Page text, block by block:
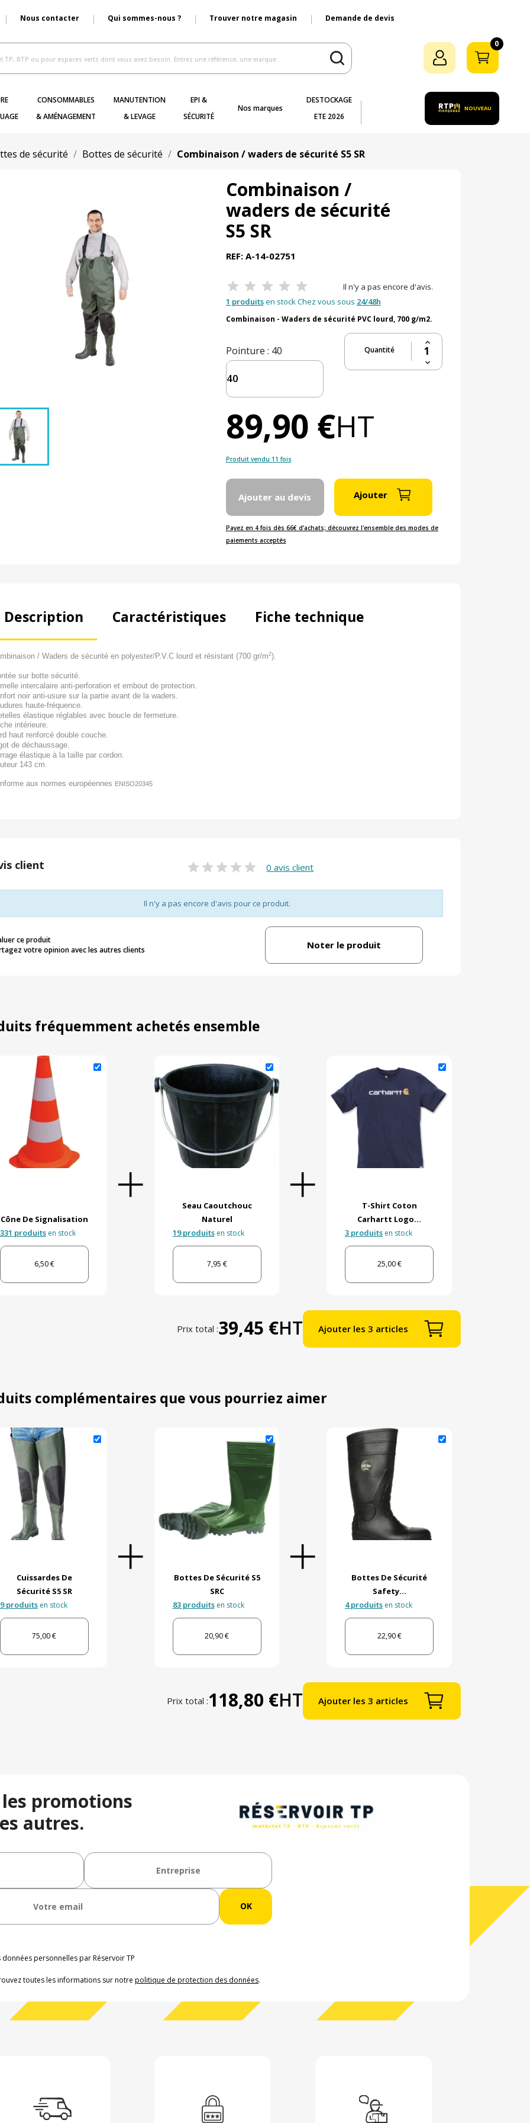
Nous contacter Qui sommes-nous ? Trouver notre magasin Demande de devis
0
CONSOMMABLES
& AMÉNAGEMENT
MANUTENTION
& LEVAGE
EPI &
SÉCURITÉ
Nos marques
DESTOCKAGE
ETE 2026
NOUVEAU
de sécurité Bottes de sécurité Combinaison / waders de sécurité S5 SR
Combinaison /
waders de sécurité
S5 SR
REF: A-14-02751
Il n'y a pas encore d'avis.
1 produitsen stock Chez vous sous 24/48h
Combinaison - Waders de sécurité PVC lourd, 700 g/m2.
Pointure : 40 Quantité
89,90 €HT
Produit vendu 11 fois
Ajouter au devis Ajouter
Payez en 4 fois dès 66€ d’achats; découvrez l'ensemble des modes de
paiements acceptés
Description Caractéristiques Fiche technique
/ Waders de sécurité en polyester/P.V.C lourd et résistant (700 gr/m2).
sur botte sécurité.
intercalaire anti-perforation et embout de protection.
noir anti-usure sur la partie avant de la waders.
haute-fréquence.
élastique réglables avec boucle de fermeture.
intérieure.
haut renforcé double couche.
de déchaussage
élastique à la taille par cordon.
143 cm.
aux normes européennes ENISO20345
client 0 avis client
Il n'y a pas encore d'avis pour ce produit.
ce produit
votre opinion avec les autres clients
Noter le produit
fréquemment achetés ensemble
Cône De Signalisation
331 produitsen stock
6,50 €
Seau Caoutchouc
Naturel
19 produitsen stock
7,95 €
T-Shirt Coton
Carhartt Logo...
3 produits en stock
25,00 €
Prix total :39,45 €HT Ajouter les 3 articles
complémentaires que vous pourriez aimer
Cuissardes De
Sécurité S5 SR
9 produitsen stock
75,00 €
Bottes De Sécurité S5
SRC
83 produitsen stock
20,90 €
Bottes De Sécurité
Safety...
4 produits en stock
22,90 €
Prix total :118,80 €HT Ajouter les 3 articles
promotions
autres.
personnelles par Réservoir TP
toutes les informations sur notre politique de protection des données.